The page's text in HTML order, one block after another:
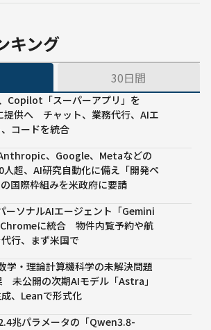
発力」
キング
30日間
Copilot「スーパーアプリ」を
提供へ チャット、業務代行、AIエ
コードを統合
、Google、Metaなどの
人超、AI研究自動化に備え「開発ペ
国際枠組みを米政府に要請
ーソナルAIエージェント「Gemini
に統合 物件内覧予約や航
行、まず米国で
学・理論計算機科学の未解決問題
未公開の次期AIモデル「Astra」
、Leanで形式化
兆パラメータの「Qwen3.8-